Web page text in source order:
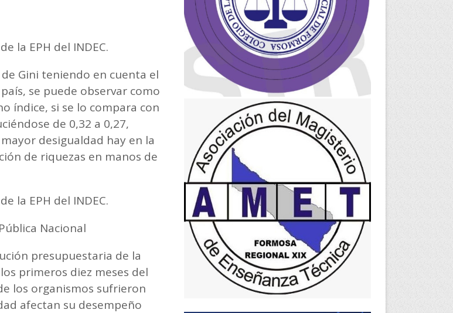
la EPH del INDEC.
Gini teniendo en cuenta el
se puede observar como
índice, si se lo compara con
de 0,32 a 0,27,
desigualdad hay en la
de riquezas en manos de
la EPH del INDEC.
Nacional
presupuestaria de la
primeros diez meses del
los organismos sufrieron
afectan su desempeño